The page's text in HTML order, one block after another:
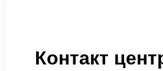
Контакт